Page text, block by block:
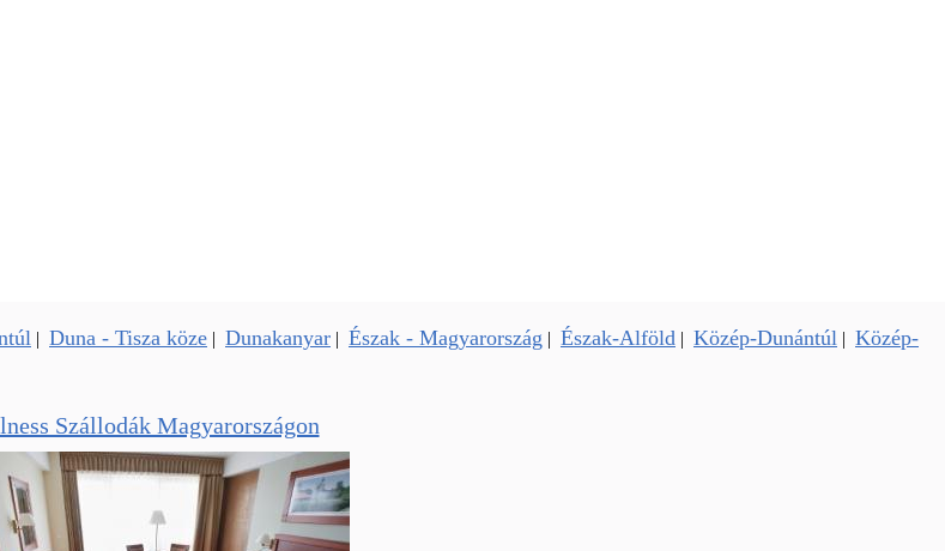
| Duna - Tisza köze | Dunakanyar | Észak - Magyarország | Észak-Alföld | Közép-Dunántúl | Közép-
Szállodák Magyarországon